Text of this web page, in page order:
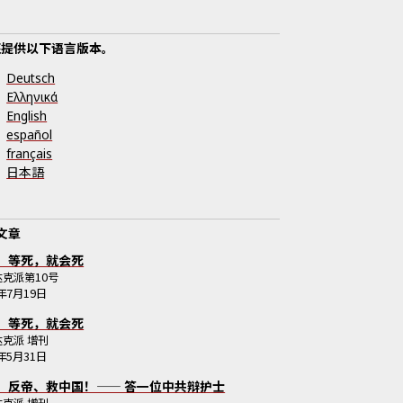
供以下语言版本。
Deutsch
Ελληνικά
English
español
français
日本語
章
等死，就会死
派第10号
7月19日
等死，就会死
派增刊
5月31日
反帝、救中国！—— 答一位中共辩护士